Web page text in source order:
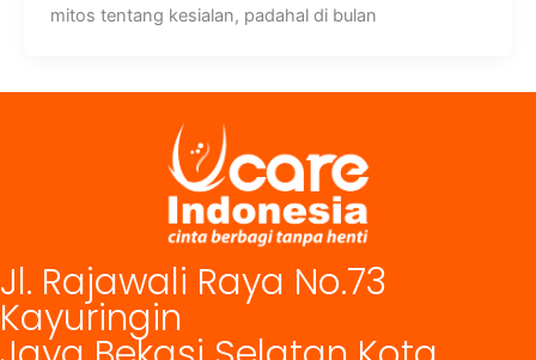
mitos tentang kesialan, padahal di bulan
Jl. Rajawali Raya No.73
Kayuringin